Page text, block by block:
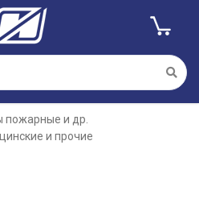
и др.
и прочие